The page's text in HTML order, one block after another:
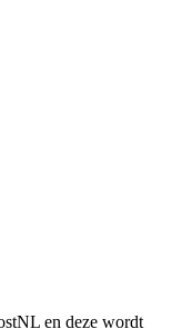
en deze wordt